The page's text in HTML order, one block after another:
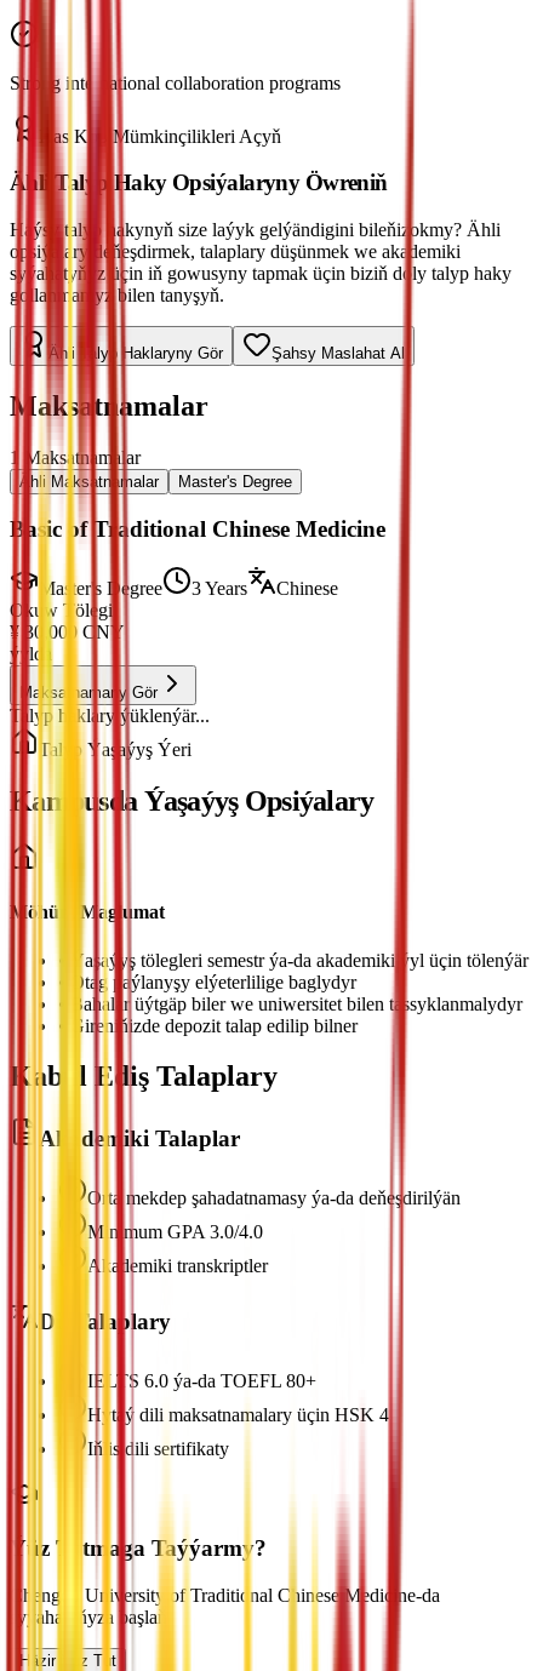
Strong international collaboration programs
Has Köp Mümkinçilikleri Açyň
Ähli Talyp Haky Opsiýalaryny Öwreniň
Haýsy talyp hakynyň size laýyk gelýändigini bileňizokmy? Ähli
opsiýalary deňeşdirmek, talaplary düşünmek we akademiki
syýahatyňyz üçin iň gowusyny tapmak üçin biziň doly talyp haky
gollanmamyz bilen tanyşyň.
Ähli Talyp Haklaryny Gör Şahsy Maslahat Al
Maksatnamalar
1 Maksatnamalar
Ähli Maksatnamalar Master's Degree
Basic of Traditional Chinese Medicine
Master's Degree 3 Years
Chinese
Okuw Tölegi
¥ 30,000 CNY
ýylda
Maksatnamany Gör
Talyp haklary ýüklenýär...
Talyp Ýaşaýyş Ýeri
Kampusda Ýaşaýyş Opsiýalary
Möhüm Maglumat
Ýaşaýyş tölegleri semestr ýa-da akademiki ýyl üçin tölenýär
•
Otag paýlanyşy elýeterlilige baglydyr
•
Bahalar üýtgäp biler we uniwersitet bilen tassyklanmalydyr
•
Gireniňizde depozit talap edilip bilner
Kabul Ediş Talaplary
Akademiki Talaplar
Orta mekdep şahadatnamasy ýa-da deňeşdirilýän
Minimum GPA 3.0/4.0
Akademiki transkriptler
Dil Talaplary
IELTS 6.0 ýa-da TOEFL 80+
Hytaý dili maksatnamalary üçin HSK 4
Iňlis dili sertifikaty
Ýüz Tutmaga Taýýarmy?
Chengdu University of Traditional Chinese Medicine-da
syýahatyňyza başlaň
Häzir Ýüz Tut